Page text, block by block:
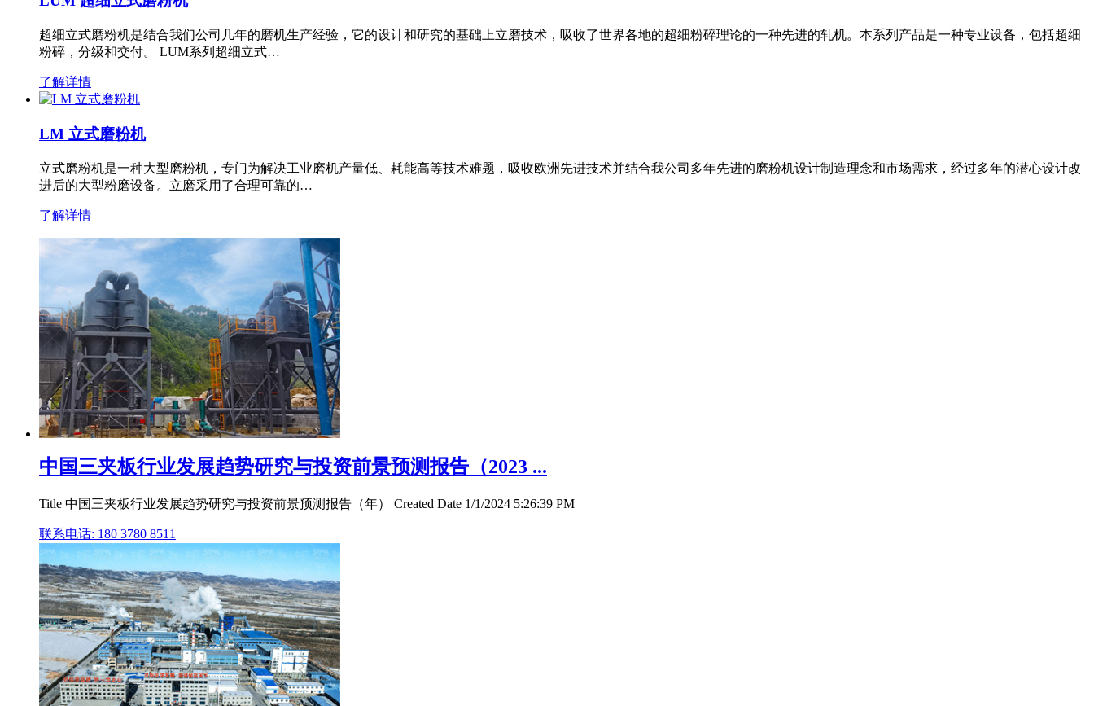
超细立式磨粉机是结合我们公司几年的磨机生产经验，它的设计和研究的基础上立磨技术，吸收了世界各地的超细粉碎理论的一种先进的轧机。本系列产品是一种专业设备，包括超细
粉碎，分级和交付。 LUM系列超细立式…
了解详情
LM 立式磨粉机
立式磨粉机是一种大型磨粉机，专门为解决工业磨机产量低、耗能高等技术难题，吸收欧洲先进技术并结合我公司多年先进的磨粉机设计制造理念和市场需求，经过多年的潜心设计改
进后的大型粉磨设备。立磨采用了合理可靠的…
了解详情
中国三夹板行业发展趋势研究与投资前景预测报告（2023 ...
Title 中国三夹板行业发展趋势研究与投资前景预测报告（年） Created Date 1/1/2024 5:26:39 PM
联系电话: 180 3780 8511